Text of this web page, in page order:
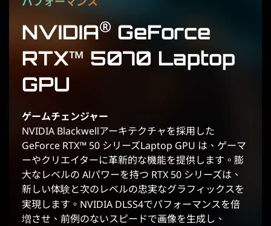
NVIDIA® GeForce
RTX™ 5070 Laptop
GPU
ゲームチェンジャー
NVIDIA Blackwellアーキテクチャを採用した
GeForce RTX™ 50 シリーズLaptop GPU は、ゲーマ
ーやクリエイターに革新的な機能を提供します。膨
大なレベルの Alパワーを持つ RTX 50 シリーズは、
新しい体験と次のレベルの忠実なグラフィックスを
実現します。NVIDIA DLSS4でパフォーマンスを倍
増させ、前例のないスピードで画像を生成し、